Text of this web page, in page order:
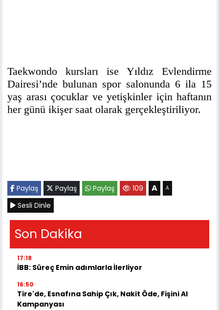
Taekwondo kursları ise Yıldız Evlendirme
Dairesi’nde bulunan spor salonunda 6 ila 15
yaş arası çocuklar ve yetişkinler için haftanın
her günü ikişer saat olarak gerçekleştiriliyor.
Paylaş Paylaş Paylaş 109 A A
Sesli Dinle
Son Dakika
17:18
İBB: Süreç Emin adımlarla İlerliyor
16:50
Tire'de, Esnafına Sahip Çık, Nakit Öde, Fişini Al
Kampanyası